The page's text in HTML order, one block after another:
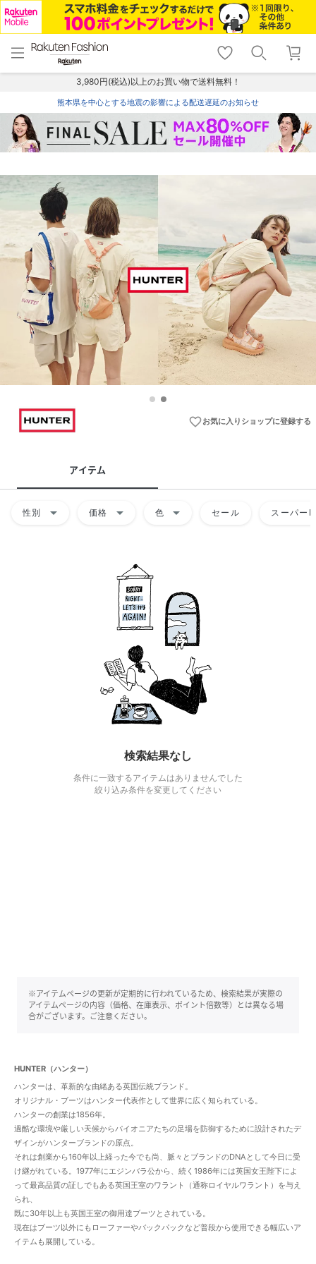
menu home
トップ
shopping_cart lock_outline
ログイン
3,980円(税込)以上のお買い物で送料無料！
熊本県を中心とする地震の影響による配送遅延のお知らせ
favorite_borderお気に入りショップに登録する
アイテム
性別 arrow_drop_down 価格 arrow_drop_down 色 arrow_drop_down セール スーパー
検索結果なし
条件に一致するアイテムはありませんでした
絞り込み条件を変更してください
※アイテムページの更新が定期的に行われているため、検索結果が実際の
アイテムページの内容（価格、在庫表示、ポイント倍数等）とは異なる場
合がございます。ご注意ください。
HUNTER（ハンター）
ハンターは、革新的な由緒ある英国伝統ブランド。
オリジナル・ブーツはハンター代表作として世界に広く知られている。
ハンターの創業は1856年。
過酷な環境や厳しい天候からパイオニアたちの足場を防御するために設計されたデ
ザインがハンターブランドの原点。
それは創業から160年以上経った今でも尚、脈々とブランドのDNAとして今日に受
け継がれている。1977年にエジンバラ公から、続く1986年には英国女王陛下によ
って最高品質の証しでもある英国王室のワラント（通称ロイヤルワラント）を与え
られ、
既に30年以上も英国王室の御用達ブーツとされている。
現在はブーツ以外にもローファーやバックパックなど普段から使用できる幅広いア
イテムも展開している。